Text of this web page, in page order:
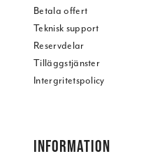
Betala offert
Teknisk support
Reservdelar
Tilläggstjänster
Intergritetspolicy
INFORMATION